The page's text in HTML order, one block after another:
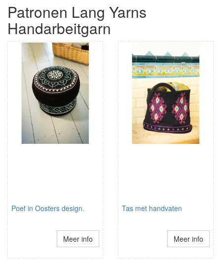
Patronen Lang Yarns
Handarbeitgarn
Poef in Oosters design.
Meer info
Tas met handvaten
Meer info